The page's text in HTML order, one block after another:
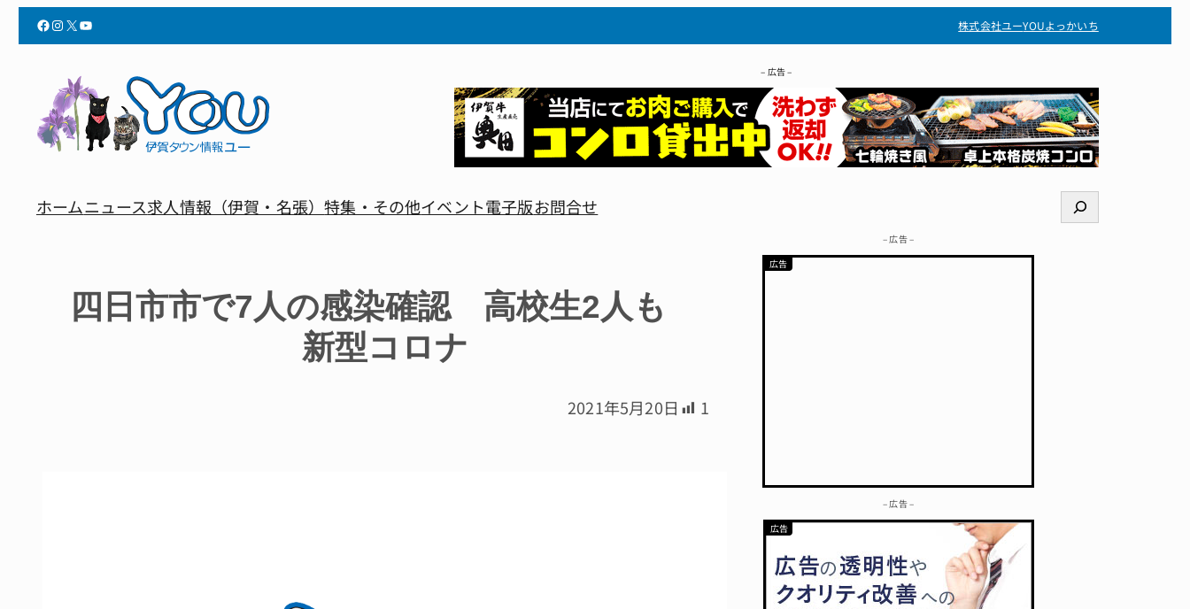
Facebook InstagramX YouTube 株式会社ユーYOUよっかいち
– 広告 –
ホームニュース求人情報（伊賀・名張）特集・その他イベント電子版お問合せ
検
索
四日市市で7人の感染確認 高校生2人も
新型コロナ
2021年5月20日 1
– 広告 –
– 広告 –